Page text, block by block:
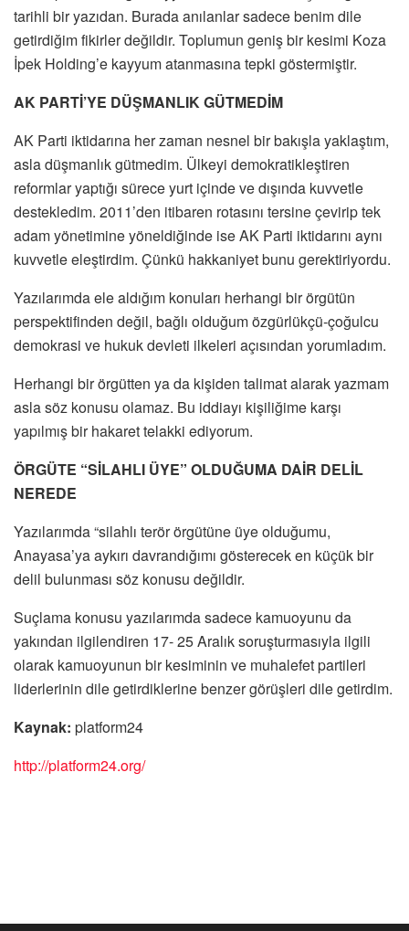
tarihli bir yazıdan. Burada anılanlar sadece benim dile
getirdiğim fikirler değildir. Toplumun geniş bir kesimi Koza
İpek Holding’e kayyum atanmasına tepki göstermiştir.
AK PARTİ’YE DÜŞMANLIK GÜTMEDİM
AK Parti iktidarına her zaman nesnel bir bakışla yaklaştım,
asla düşmanlık gütmedim. Ülkeyi demokratikleştiren
reformlar yaptığı sürece yurt içinde ve dışında kuvvetle
destekledim. 2011’den itibaren rotasını tersine çevirip tek
adam yönetimine yöneldiğinde ise AK Parti iktidarını aynı
kuvvetle eleştirdim. Çünkü hakkaniyet bunu gerektiriyordu.
Yazılarımda ele aldığım konuları herhangi bir örgütün
perspektifinden değil, bağlı olduğum özgürlükçü-çoğulcu
demokrasi ve hukuk devleti ilkeleri açısından yorumladım.
Herhangi bir örgütten ya da kişiden talimat alarak yazmam
asla söz konusu olamaz. Bu iddiayı kişiliğime karşı
yapılmış bir hakaret telakki ediyorum.
ÖRGÜTE “SİLAHLI ÜYE” OLDUĞUMA DAİR DELİL
NEREDE
Yazılarımda “silahlı terör örgütüne üye olduğumu,
Anayasa’ya aykırı davrandığımı gösterecek en küçük bir
delil bulunması söz konusu değildir.
Suçlama konusu yazılarımda sadece kamuoyunu da
yakından ilgilendiren 17- 25 Aralık soruşturmasıyla ilgili
olarak kamuoyunun bir kesiminin ve muhalefet partileri
liderlerinin dile getirdiklerine benzer görüşleri dile getirdim.
Kaynak: platform24
http://platform24.org/